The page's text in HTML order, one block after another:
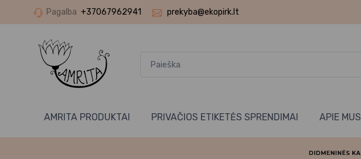
Pagalba +37067962941 prekyba@ekopirk.lt
AMRITA PRODUKTAI PRIVAČIOS ETIKETĖS SPRENDIMAI APIE MUS